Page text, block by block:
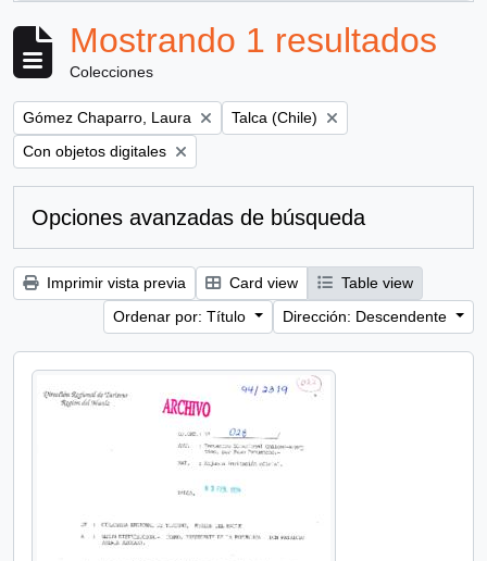
Mostrando 1 resultados
Colecciones
Remove filter:
Gómez Chaparro, Laura Remove filter:
Talca (Chile)
Remove filter:
Con objetos digitales
Opciones avanzadas de búsqueda
Imprimir vista previa Card view
Table view
Ordenar por: Título
Dirección: Descendente